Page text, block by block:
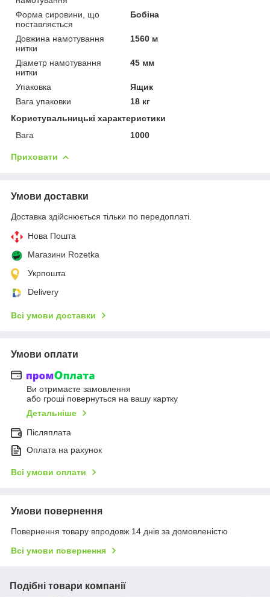
Форма сировини, що
поставляється
Бобіна
Довжина намотування
нитки
1560 м
Діаметр намотування
нитки
45 мм
Упаковка
Ящик
Вага упаковки
18 кг
Користувальницькі характеристики
Вага
1000
Приховати
Умови доставки
Доставка здійснюється тільки по передоплаті.
Нова Пошта
Магазини Rozetka
Укрпошта
Delivery
Всі умови доставки
Умови оплати
Ви отримаєте замовлення
або гроші повернуться на вашу картку
Детальніше
Післяплата
Оплата на рахунок
Всі умови оплати
Умови повернення
Повернення товару впродовж 14 днів за домовленістю
Всі умови повернення
Подібні товари компанії